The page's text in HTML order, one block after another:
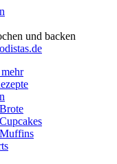
und backen
Brote
Cupcakes
Muffins